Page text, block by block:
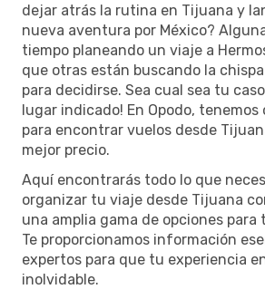
dejar atrás la rutina en Tijuana y
nueva aventura por México?
tiempo planeando un viaje a
que otras están buscando la
para decidirse. Sea cual sea tu
lugar indicado! En Opodo,
para encontrar vuelos desde
mejor precio.
Aquí encontrarás todo lo que
organizar tu viaje desde Tijuana
una amplia gama de opciones para
Te proporcionamos información
expertos para que tu experiencia
inolvidable.